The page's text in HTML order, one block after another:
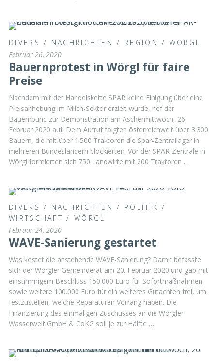
DIVERS / NACHRICHTEN / REGION / WÖRGL
Februar 26, 2020
Bauernprotest in Wörgl für faire
Preise
Nachdem mit der Handelskette SPAR keine Einigung über eine
Preisanhebung im Milch-Sektor erzielt wurde, rief der
Bauernbund zur Demonstration am Aschermittwoch, 26.
Februar 2020 auf. Dem Aufruf folgten österreichweit über 3.300
Bauern, die mit über 1.500 Traktoren die Spar-Zentrallager in
mehreren Bundesländern blockierten. Vor der SPAR-Zentrale in
Wörgl formierten sich 750 Landwirte mit 200 Traktoren …
DIVERS / NACHRICHTEN / POLITIK /
WIRTSCHAFT / WÖRGL
Februar 24, 2020
WAVE-Sanierung gestartet
Was kostet die anstehende WAVE-Sanierung? Damit befasste
sich der Wörgler Gemeinderat am 20. Februar 2020 und gab mit
einstimmigem Beschluss 150.000 Euro für Sofortmaßnahmen
sowie weitere 100.000 Euro für ein weiteres Gutachten frei, um
festzustellen, welche Reparaturen Vorrang haben. Die
Finanzierung des einmaligen Zuschusses an die Wörgler
Wasserwelt GmbH & CoKG soll je zur Hälfte …